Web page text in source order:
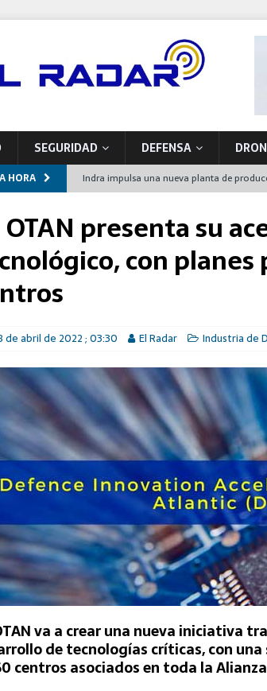
SEGURIDAD DEFENSA
HORA
Indra impulsa una nueva planta de
España
Defensa se compromete con la
Este
GMV participa en el proyecto ASTRALIS
europeas de mantenimiento en órbita
OTAN presenta su
con planes
de abril de 2022 ; 03:30 El Radar Industria de
va a crear una nueva iniciativa
de tecnologías críticas, con
centros asociados en toda la